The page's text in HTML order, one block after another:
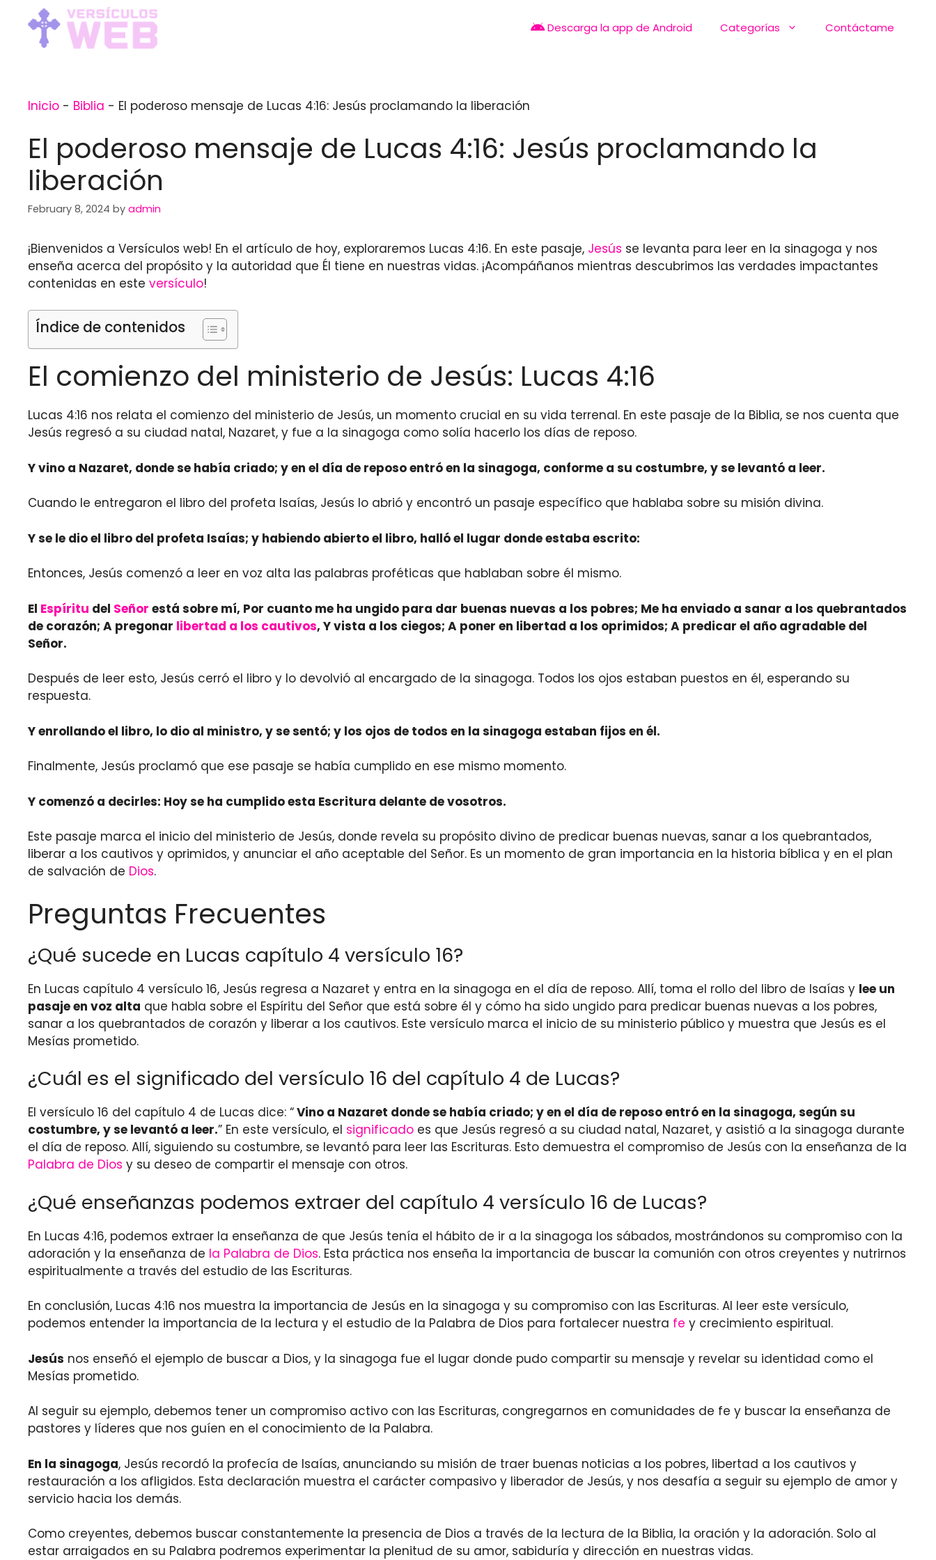
content
Descarga la app de Android Categorías Contáctame
Inicio - Biblia - El poderoso mensaje de Lucas 4:16: Jesús proclamando la liberación
El poderoso mensaje de Lucas 4:16: Jesús proclamando la
liberación
February 8, 2024 by admin
¡Bienvenidos a Versículos web! En el artículo de hoy, exploraremos Lucas 4:16. En este pasaje, Jesús se levanta para leer en la sinagoga y nos
enseña acerca del propósito y la autoridad que Él tiene en nuestras vidas. ¡Acompáñanos mientras descubrimos las verdades impactantes
contenidas en este versículo!
Índice de contenidos
El comienzo del ministerio de Jesús: Lucas 4:16
Lucas 4:16 nos relata el comienzo del ministerio de Jesús, un momento crucial en su vida terrenal. En este pasaje de la Biblia, se nos cuenta que
Jesús regresó a su ciudad natal, Nazaret, y fue a la sinagoga como solía hacerlo los días de reposo.
Y vino a Nazaret, donde se había criado; y en el día de reposo entró en la sinagoga, conforme a su costumbre, y se levantó a leer.
Cuando le entregaron el libro del profeta Isaías, Jesús lo abrió y encontró un pasaje específico que hablaba sobre su misión divina.
Y se le dio el libro del profeta Isaías; y habiendo abierto el libro, halló el lugar donde estaba escrito:
Entonces, Jesús comenzó a leer en voz alta las palabras proféticas que hablaban sobre él mismo.
El Espíritu del Señor está sobre mí, Por cuanto me ha ungido para dar buenas nuevas a los pobres; Me ha enviado a sanar a los quebrantados
de corazón; A pregonar libertad a los cautivos, Y vista a los ciegos; A poner en libertad a los oprimidos; A predicar el año agradable del
Señor.
Después de leer esto, Jesús cerró el libro y lo devolvió al encargado de la sinagoga. Todos los ojos estaban puestos en él, esperando su
respuesta.
Y enrollando el libro, lo dio al ministro, y se sentó; y los ojos de todos en la sinagoga estaban fijos en él.
Finalmente, Jesús proclamó que ese pasaje se había cumplido en ese mismo momento.
Y comenzó a decirles: Hoy se ha cumplido esta Escritura delante de vosotros.
Este pasaje marca el inicio del ministerio de Jesús, donde revela su propósito divino de predicar buenas nuevas, sanar a los quebrantados,
liberar a los cautivos y oprimidos, y anunciar el año aceptable del Señor. Es un momento de gran importancia en la historia bíblica y en el plan
de salvación de Dios.
Preguntas Frecuentes
¿Qué sucede en Lucas capítulo 4 versículo 16?
En Lucas capítulo 4 versículo 16, Jesús regresa a Nazaret y entra en la sinagoga en el día de reposo. Allí, toma el rollo del libro de Isaías y lee un
pasaje en voz alta que habla sobre el Espíritu del Señor que está sobre él y cómo ha sido ungido para predicar buenas nuevas a los pobres,
sanar a los quebrantados de corazón y liberar a los cautivos. Este versículo marca el inicio de su ministerio público y muestra que Jesús es el
Mesías prometido.
¿Cuál es el significado del versículo 16 del capítulo 4 de Lucas?
El versículo 16 del capítulo 4 de Lucas dice: “Vino a Nazaret donde se había criado; y en el día de reposo entró en la sinagoga, según su
costumbre, y se levantó a leer.” En este versículo, el significado es que Jesús regresó a su ciudad natal, Nazaret, y asistió a la sinagoga durante
el día de reposo. Allí, siguiendo su costumbre, se levantó para leer las Escrituras. Esto demuestra el compromiso de Jesús con la enseñanza de la
Palabra de Dios y su deseo de compartir el mensaje con otros.
¿Qué enseñanzas podemos extraer del capítulo 4 versículo 16 de Lucas?
En Lucas 4:16, podemos extraer la enseñanza de que Jesús tenía el hábito de ir a la sinagoga los sábados, mostrándonos su compromiso con la
adoración y la enseñanza de la Palabra de Dios. Esta práctica nos enseña la importancia de buscar la comunión con otros creyentes y nutrirnos
espiritualmente a través del estudio de las Escrituras.
En conclusión, Lucas 4:16 nos muestra la importancia de Jesús en la sinagoga y su compromiso con las Escrituras. Al leer este versículo,
podemos entender la importancia de la lectura y el estudio de la Palabra de Dios para fortalecer nuestra fe y crecimiento espiritual.
Jesús nos enseñó el ejemplo de buscar a Dios, y la sinagoga fue el lugar donde pudo compartir su mensaje y revelar su identidad como el
Mesías prometido.
Al seguir su ejemplo, debemos tener un compromiso activo con las Escrituras, congregarnos en comunidades de fe y buscar la enseñanza de
pastores y líderes que nos guíen en el conocimiento de la Palabra.
En la sinagoga, Jesús recordó la profecía de Isaías, anunciando su misión de traer buenas noticias a los pobres, libertad a los cautivos y
restauración a los afligidos. Esta declaración muestra el carácter compasivo y liberador de Jesús, y nos desafía a seguir su ejemplo de amor y
servicio hacia los demás.
Como creyentes, debemos buscar constantemente la presencia de Dios a través de la lectura de la Biblia, la oración y la adoración. Solo al
estar arraigados en su Palabra podremos experimentar la plenitud de su amor, sabiduría y dirección en nuestras vidas.